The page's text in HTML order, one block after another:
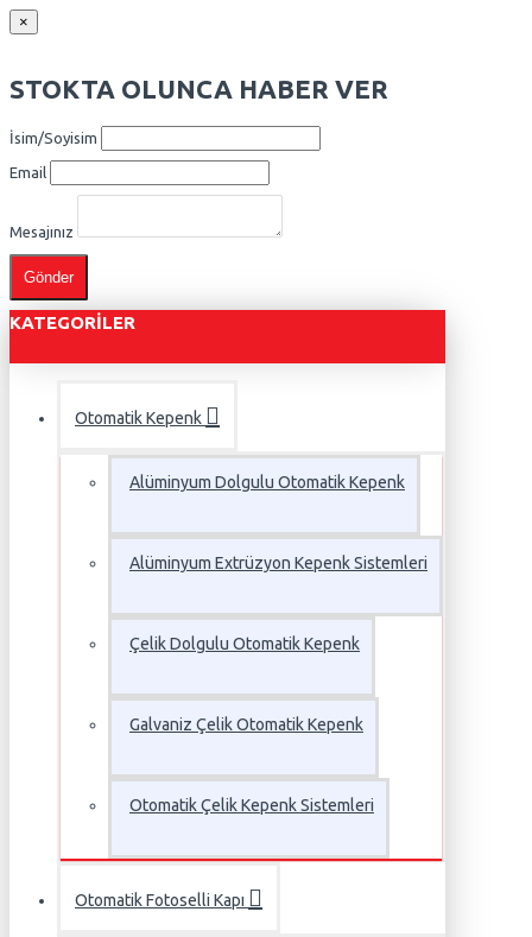
×
STOKTA OLUNCA HABER VER
İsim/Soyisim
Email
Mesajınız
Gönder
KATEGORILER
Otomatik Kepenk
Alüminyum Dolgulu Otomatik Kepenk
Alüminyum Extrüzyon Kepenk Sistemleri
Çelik Dolgulu Otomatik Kepenk
Galvaniz Çelik Otomatik Kepenk
Otomatik Çelik Kepenk Sistemleri
Otomatik Fotoselli Kapı